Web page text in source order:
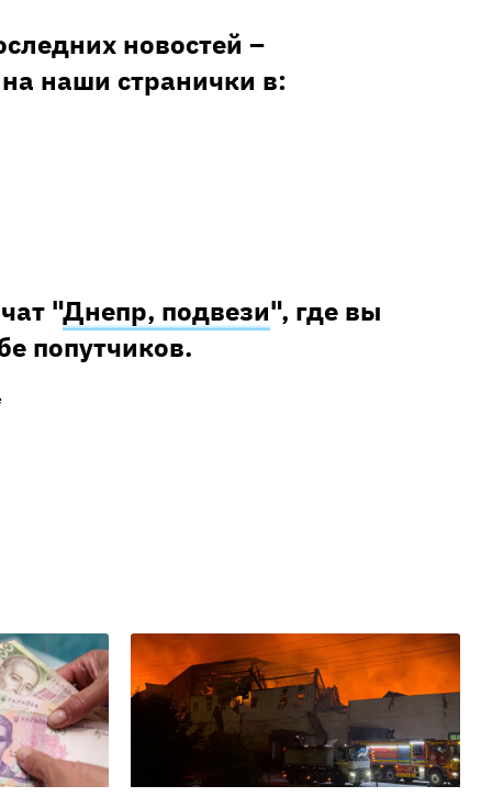
новостей –
наши странички в:
"Днепр, подвези", где вы
попутчиков.